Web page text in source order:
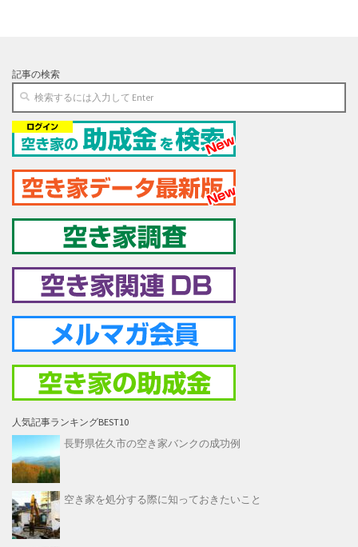
記事の検索
人気記事ランキングBEST10
長野県佐久市の空き家バンクの成功例
空き家を処分する際に知っておきたいこと